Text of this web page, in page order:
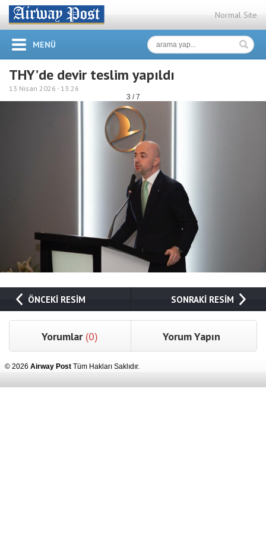
Normal Site
MENÜ
THY’de devir teslim yapıldı
13 Nisan 2026 - 13:26
3 / 7
ÖNCEKİ RESİM SONRAKİ RESİM
Yorumlar (0) Yorum Yapın
© 2026 Airway Post Tüm Hakları Saklıdır.